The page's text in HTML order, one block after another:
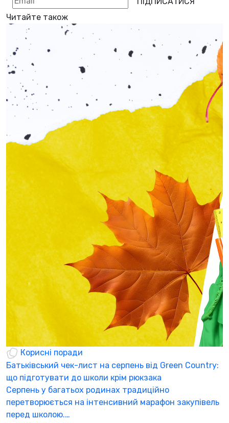
Читайте також
Корисні поради
Батьківський чек-лист на серпень від Green Country:
що підготувати до школи крім рюкзака
Серпень у багатьох родинах традиційно
перетворюється на інтенсивний марафон закупівель
перед школою.…